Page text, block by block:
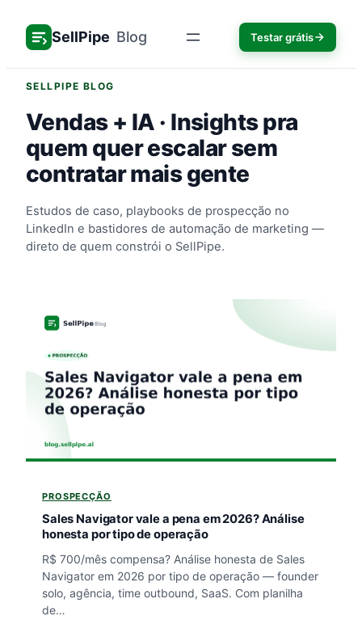
para
conteúdo
SellPipe Blog Testar grátis
SELLPIPE BLOG
Vendas + IA · Insights pra
quem quer escalar sem
contratar mais gente
Estudos de caso, playbooks de prospecção no
LinkedIn e bastidores de automação de marketing —
direto de quem constrói o SellPipe.
PROSPECÇÃO
Sales Navigator vale a pena em 2026? Análise
honesta por tipo de operação
R$ 700/mês compensa? Análise honesta de Sales
Navigator em 2026 por tipo de operação — founder
solo, agência, time outbound, SaaS. Com planilha
de…